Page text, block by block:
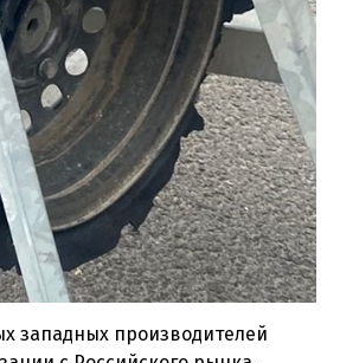
западных производителей